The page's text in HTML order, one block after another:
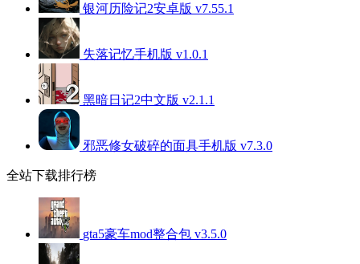
银河历险记2安卓版 v7.55.1
失落记忆手机版 v1.0.1
黑暗日记2中文版 v2.1.1
邪恶修女破碎的面具手机版 v7.3.0
全站下载排行榜
gta5豪车mod整合包 v3.5.0